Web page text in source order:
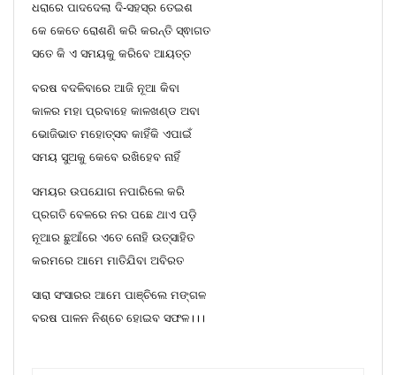
ଧରାରେ ପାଦଦେଲା ଦି-ସହସ୍ର ତେଇଶ
କେ କେତେ ରୋଶଣି କରି କରନ୍ତି ସ୍ଵାଗତ
ସତେ କି ଏ ସମୟକୁ କରିବେ ଆୟତ୍ତ
ବରଷ ବଦଳିବାରେ ଆଜି ନୂଆ କିବା
କାଳର ମହା ପ୍ରବାହେ କାଳଖଣ୍ଡ ଅବା
ଭୋଜିଭାତ ମହୋତ୍ସବ କାହିଁକି ଏପାଇଁ
ସମୟ ସୁଅକୁ କେବେ ରଖିହେବ ନାହିଁ
ସମୟର ଉପଯୋଗ ନପାରିଲେ କରି
ପ୍ରଗତି ବେଳରେ ନର ପଛେ ଥାଏ ପଡ଼ି
ନୂଆର ଛୁଆଁରେ ଏତେ ନୋହି ଉତ୍ସାହିତ
କରମରେ ଆମେ ମାତିଯିବା ଅବିରତ
ସାରା ସଂସାରର ଆମେ ପାଞ୍ଚିଲେ ମଙ୍ଗଳ
ବରଷ ପାଳନ ନିଶ୍ଚେ ହୋଇବ ସଫଳ।।।